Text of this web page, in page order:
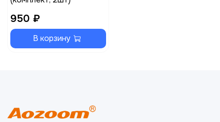
950 ₽
В корзину